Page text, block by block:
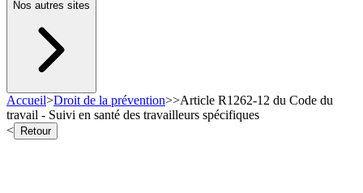
Nos autres sites
Accueil>Droit de la prévention>>Article R1262-12 du Code du
travail - Suivi en santé des travailleurs spécifiques
<
Retour